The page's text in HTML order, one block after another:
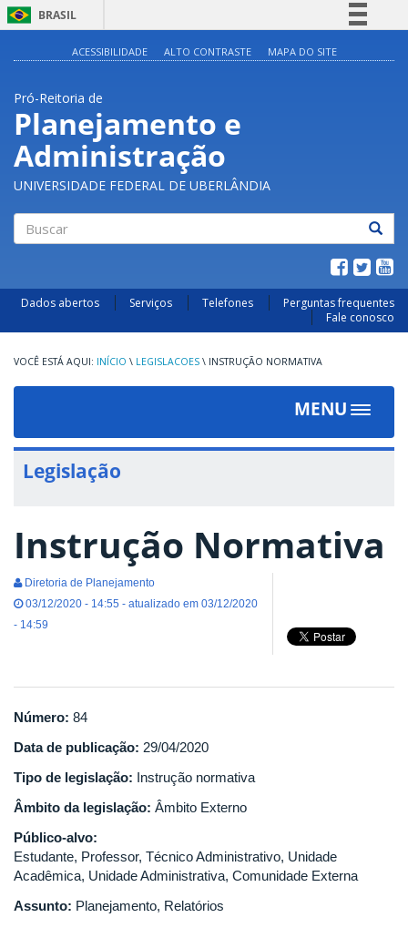
BRASIL
Acesso à informação
ACESSIBILIDADE ALTO CONTRASTE MAPA DO SITE
Pró-Reitoria de
Planejamento e
Administração
UNIVERSIDADE FEDERAL DE UBERLÂNDIA
Dados abertos Serviços Telefones
Perguntas frequentes
Fale conosco
INÍCIO \ LEGISLACOES \ INSTRUÇÃO NORMATIVA
MENU
Toggle
Legislação
Instrução Normativa
Diretoria de Planejamento
03/12/2020 - 14:55 - atualizado em 03/12/2020
- 14:59
Número: 84
Data de publicação: 29/04/2020
Tipo de legislação: Instrução normativa
Âmbito da legislação: Âmbito Externo
Público-alvo:
Estudante, Professor, Técnico Administrativo, Unidade
Acadêmica, Unidade Administrativa, Comunidade Externa
Assunto: Planejamento, Relatórios